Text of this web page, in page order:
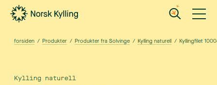
Gå til hovedinnholdet
Gå til menyen
forsiden / Produkter / Produkter fra Solvinge / Kylling naturell / Kyllingfilet
Kylling naturell